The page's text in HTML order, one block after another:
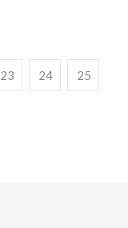
23 24 25